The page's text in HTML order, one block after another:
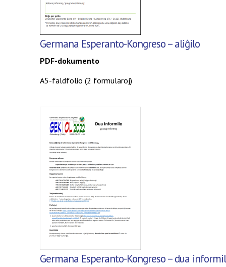
Germana Esperanto-Kongreso– aliĝilo
PDF-dokumento
A5-faldfolio (2 formularoj)
Germana Esperanto-Kongreso– dua